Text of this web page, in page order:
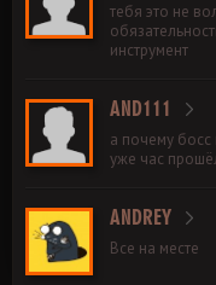
тебя это не
инструмент
AND111
а почему
уже час
ANDREY
Все на месте